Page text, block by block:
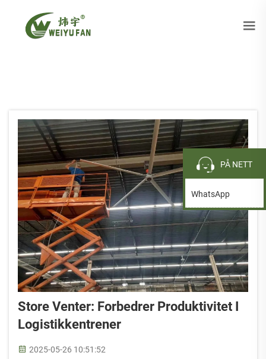
Store Venter: Forbedrer Produktivitet I
Logistikkentrener
2025-05-26 10:51:52
PÅ NETT
WhatsApp